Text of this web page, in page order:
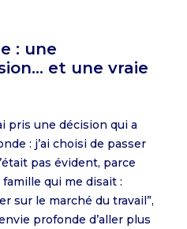
: une
et une vraie
pris une décision qui a
: j’ai choisi de passer
pas évident, parce
famille qui me disait :
sur le marché du travail”,
profonde d’aller plus